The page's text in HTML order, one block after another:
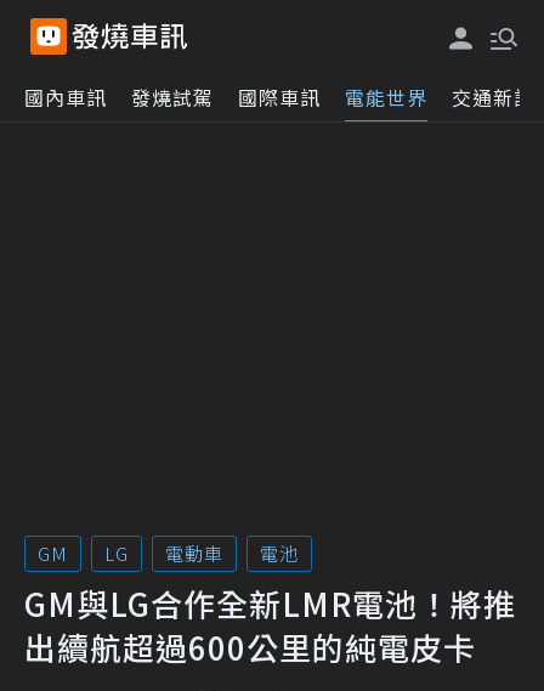
國內車訊 發燒試駕 國際車訊 電能世界 交通新訊
GM LG 電動車 電池
GM與LG合作全新LMR電池！將推
出續航超過600公里的純電皮卡